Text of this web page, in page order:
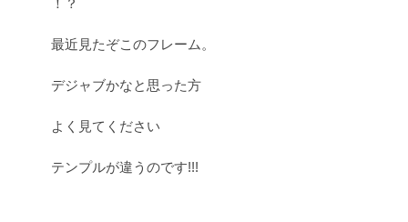
最近見たぞこのフレーム。
デジャブかなと思った方
よく見てください
テンプルが違うのです!!!